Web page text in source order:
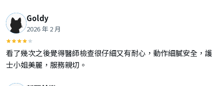
Goldy
2026 年 2 月
看了幾次之後覺得醫師檢查很仔細又有耐心，動作細膩安全，護
士小姐美麗，服務親切。